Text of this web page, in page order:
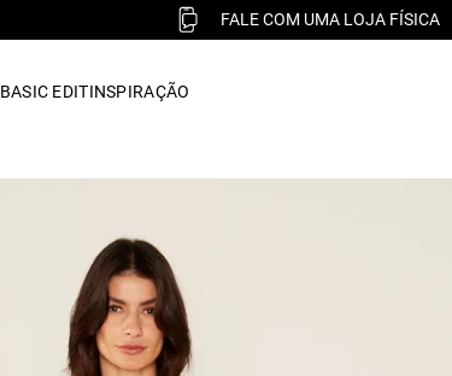
FALE COM UMA LOJA FÍSICA
BASIC EDITINSPIRAÇÃO